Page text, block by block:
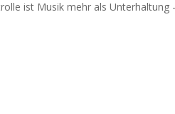
ist Musik mehr als Unterhaltung